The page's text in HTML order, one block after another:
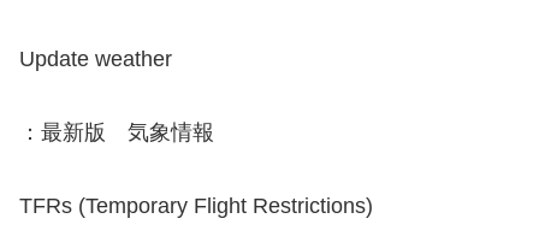
Update weather
：最新版 気象情報
TFRs (Temporary Flight Restrictions)